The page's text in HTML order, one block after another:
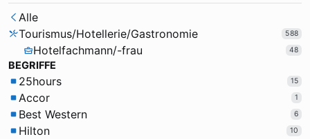
Alle
Tourismus/Hotellerie/Gastronomie
588
Hotelfachmann/-frau 48
BEGRIFFE
25hours 15
Accor 1
Best Western 6
Hilton 10